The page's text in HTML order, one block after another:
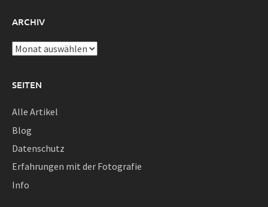
ARCHIV
Archiv
SEITEN
Alle Artikel
Blog
Datenschutz
Erfahrungen mit der Fotografie
Info